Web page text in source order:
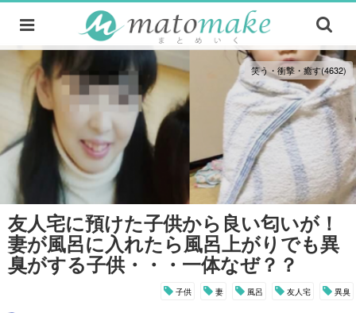
笑う・衝撃・癒す(4632)
友人宅に預けた子供から良い匂いが！
妻が風呂に入れたら風呂上がりでも異
臭がする子供・・・一体なぜ？？
子供 妻 風呂 友人宅 異臭